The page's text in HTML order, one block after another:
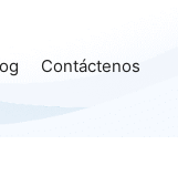
Contáctenos